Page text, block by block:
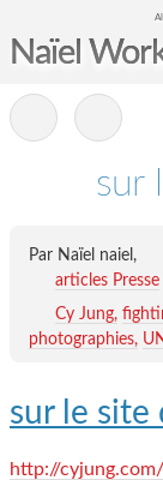
Naïel
sur
Par Naïel naiel,
articles Presse
Cy Jung
photographies
sur le site
http://